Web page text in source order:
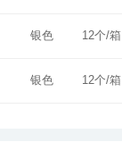
银色 12个/箱
银色 12个/箱